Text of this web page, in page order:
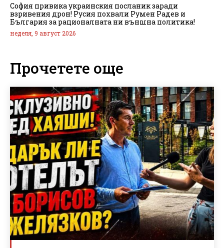
София привика украинския посланик заради
взривения дрон! Русия похвали Румен Радев и
България за рационалната ни външна политика!
неделя, 9 август 2026
Прочетете още